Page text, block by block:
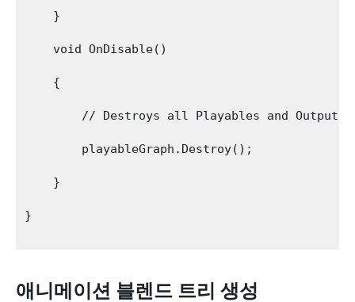
    }
    void OnDisable()
    {
// Destroys all Playables and Outputs
        playableGraph.Destroy();
    }
}
애니메이션 블렌드 트리 생성